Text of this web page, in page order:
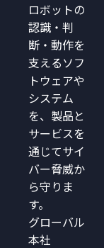
ロボットの
認識・判
断・動作を
支えるソフ
トウェアや
システム
を、製品と
サービスを
通じてサイ
バー脅威か
ら守りま
す。
グローバル
本社